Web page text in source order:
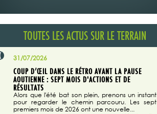
TOUTES LES ACTUS SUR LE TERRAIN
du
31/07/2026
COUP D’ŒIL DANS LE RÉTRO AVANT LA PAUSE
AOUTIENNE : SEPT MOIS D'ACTIONS ET DE
RÉSULTATS
Alors que l'été bat son plein, prenons un instant
pour regarder le chemin parcouru. Les sept
premiers mois de 2026 ont une nouvelle...